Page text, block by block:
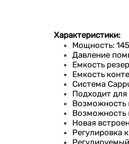
Характеристики:
Мощность:
Давление
Емкость
Емкость
Cистема
Подходит для
Возможность
Возможность
Новая
Регулировка